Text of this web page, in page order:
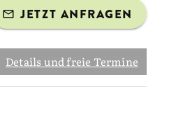
JETZT ANFRAGEN
Details und freie Termine